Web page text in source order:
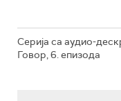
Серија са аудио-
Говор, 6. епизода